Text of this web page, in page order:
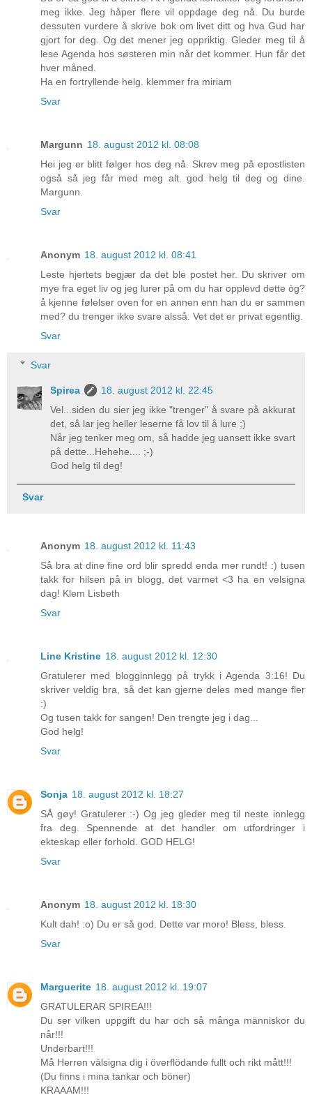
meg ikke. Jeg håper flere vil oppdage deg nå. Du burde
dessuten vurdere å skrive bok om livet ditt og hva Gud har
gjort for deg. Og det mener jeg oppriktig. Gleder meg til å
lese Agenda hos søsteren min når det kommer. Hun får det
hver måned.
Ha en fortryllende helg. klemmer fra miriam
Svar
Margunn 18. august 2012 kl. 08:08
Hei jeg er blitt følger hos deg nå. Skrev meg på epostlisten
også så jeg får med meg alt. god helg til deg og dine.
Margunn.
Svar
Anonym 18. august 2012 kl. 08:41
Leste hjertets begjær da det ble postet her. Du skriver om
mye fra eget liv og jeg lurer på om du har opplevd dette òg?
å kjenne følelser oven for en annen enn han du er sammen
med? du trenger ikke svare alsså. Vet det er privat egentlig.
Svar
Svar
Spirea
18. august 2012 kl. 22:45
Vel...siden du sier jeg ikke "trenger" å svare på akkurat
det, så lar jeg heller leserne få lov til å lure ;)
Når jeg tenker meg om, så hadde jeg uansett ikke svart
på dette...Hehehe.... ;-)
God helg til deg!
Svar
Anonym 18. august 2012 kl. 11:43
Så bra at dine fine ord blir spredd enda mer rundt! :) tusen
takk for hilsen på in blogg, det varmet <3 ha en velsigna
dag! Klem Lisbeth
Svar
Line Kristine 18. august 2012 kl. 12:30
Gratulerer med blogginnlegg på trykk i Agenda 3:16! Du
skriver veldig bra, så det kan gjerne deles med mange fler
:)
Og tusen takk for sangen! Den trengte jeg i dag...
God helg!
Svar
Sonja 18. august 2012 kl. 18:27
SÅ gøy! Gratulerer :-) Og jeg gleder meg til neste innlegg
fra deg. Spennende at det handler om utfordringer i
ekteskap eller forhold. GOD HELG!
Svar
Anonym 18. august 2012 kl. 18:30
Kult dah! :o) Du er så god. Dette var moro! Bless, bless.
Svar
Marguerite 18. august 2012 kl. 19:07
GRATULERAR SPIREA!!!
Du ser vilken uppgift du har och så många människor du
når!!!
Underbart!!!
Må Herren välsigna dig i överflödande fullt och rikt mått!!!
(Du finns i mina tankar och böner)
KRAAAM!!!